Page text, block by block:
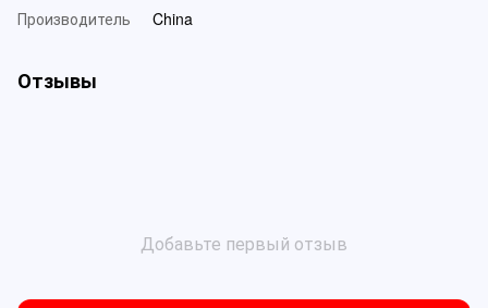
Производитель
China
Отзывы
Добавьте первый отзыв